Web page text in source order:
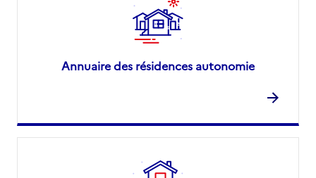
Annuaire des résidences autonomie